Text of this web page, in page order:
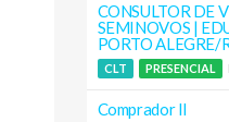
CONSULTOR DE
SEMINOVOS |
PORTO ALEGRE/
CLT PRESENCIAL
Comprador II